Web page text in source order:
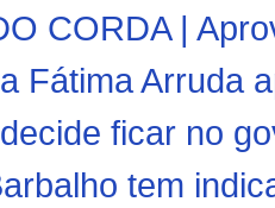
CORDA |
Fátima Arruda
ficar no
tem